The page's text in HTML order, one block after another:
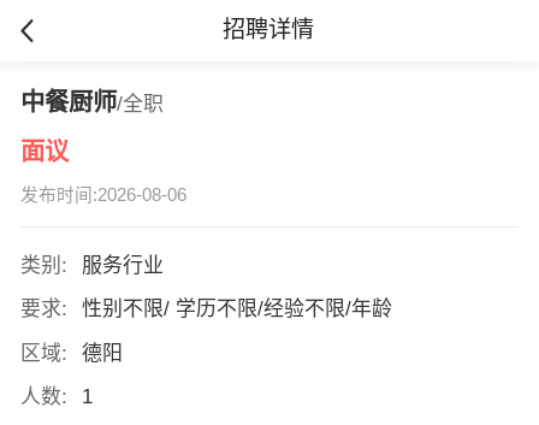
招聘详情
中餐厨师/全职
面议
发布时间:2026-08-06
类别:
服务行业
要求:
性别不限/ 学历不限/经验不限/年龄
区域:
德阳
人数:
1